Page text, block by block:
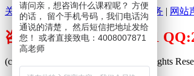
关于环球培训网|分支机构|广告服务 | 网站
咨询电话：400-800-7871
(c)2009-2026 www.peixuncn.net All Rights
请问亲，想咨询什么课程呢？ 方便
的话， 留个手机号码，我们电话沟
通说的清楚， 然后短信把地址发给
您！ 或者直接致电：4008007871
高老师